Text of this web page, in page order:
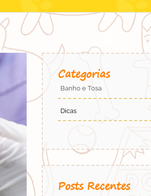
Categorias
Banho e Tosa
Dicas
Posts Recentes